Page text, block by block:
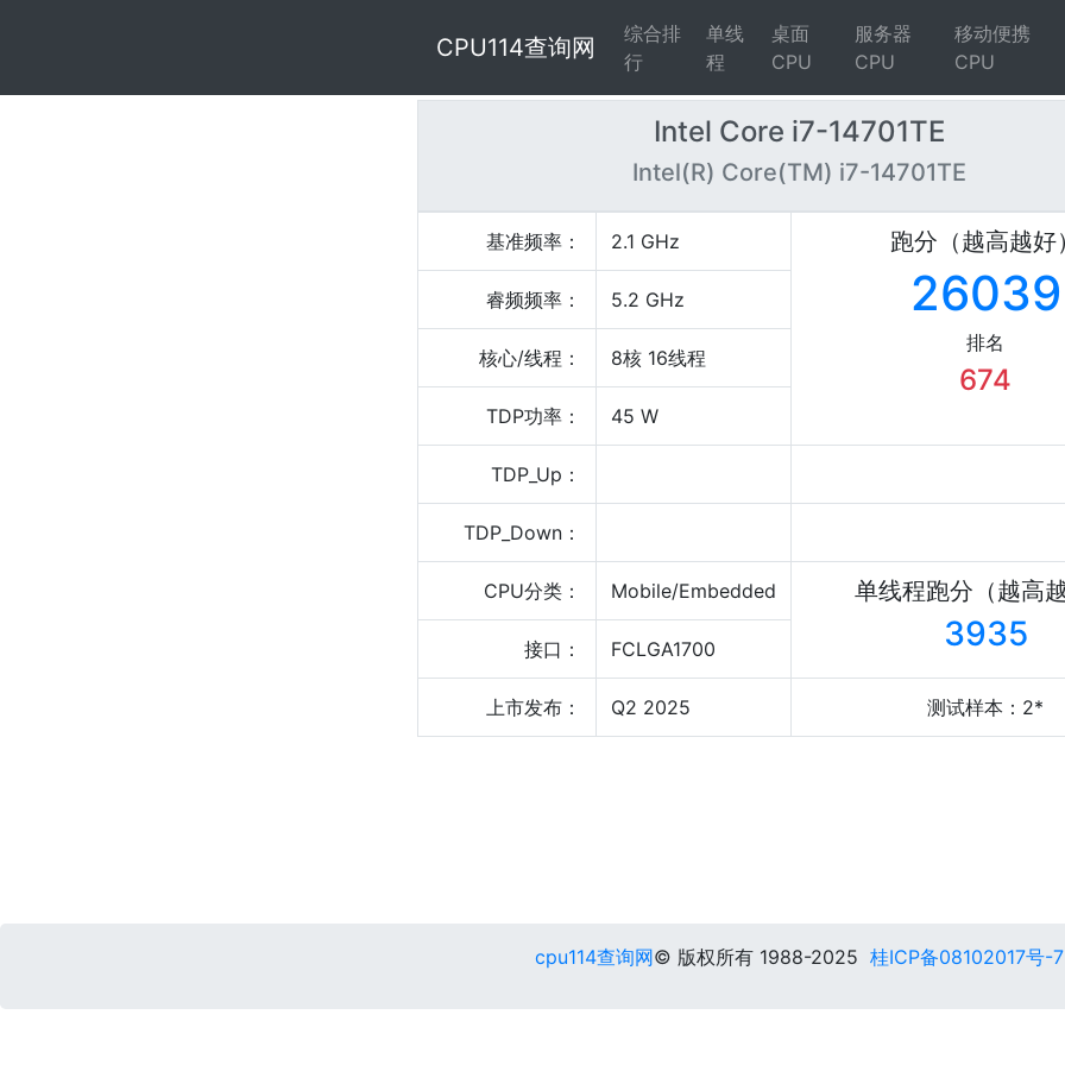
CPU114查询网
综合排
行
单线
程
桌面
CPU
服务器
CPU
移动便携
CPU
Intel Core i7-14701TE
Intel(R) Core(TM) i7-14701TE
基准频率： 2.1 GHz 跑分（越高越好
26039
排名
674
睿频频率： 5.2 GHz
核心/线程： 8核 16线程
TDP功率： 45 W
TDP_Up：
TDP_Down：
CPU分类： Mobile/Embedded 单线程跑分（越高
3935
接口： FCLGA1700
上市发布： Q2 2025 测试样本：2*
cpu114查询网© 版权所有 1988-2025 桂ICP备08102017号-7